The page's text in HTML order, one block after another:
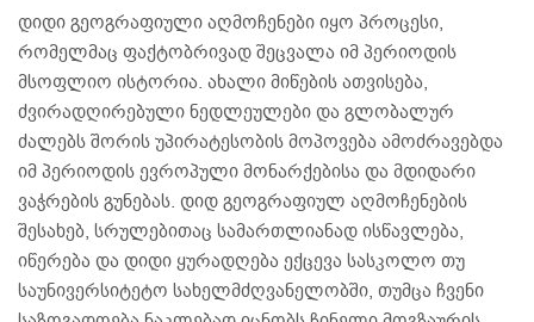
დიდი გეოგრაფიული აღმოჩენები იყო პროცესი,
რომელმაც ფაქტობრივად შეცვალა იმ პერიოდის
მსოფლიო ისტორია. ახალი მიწების ათვისება,
ძვირადღირებული ნედლეულები და გლობალურ
ძალებს შორის უპირატესობის მოპოვება ამოძრავებდა
იმ პერიოდის ევროპული მონარქებისა და მდიდარი
ვაჭრების გუნებას. დიდ გეოგრაფიულ აღმოჩენების
შესახებ, სრულებითაც სამართლიანად ისწავლება,
იწერება და დიდი ყურადღება ექცევა სასკოლო თუ
საუნივერსიტეტო სახელმძღვანელობში, თუმცა ჩვენი